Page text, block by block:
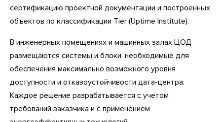
сертификацию проектной документации и построенных
объектов по классификации Tier (Uptime Institute).
В инженерных помещениях и машинных залах ЦОД
размещаются системы и блоки, необходимые для
обеспечения максимально возможного уровня
доступности и отказоустойчивости дата-центра.
Каждое решение разрабатывается с учетом
требований заказчика и с применением